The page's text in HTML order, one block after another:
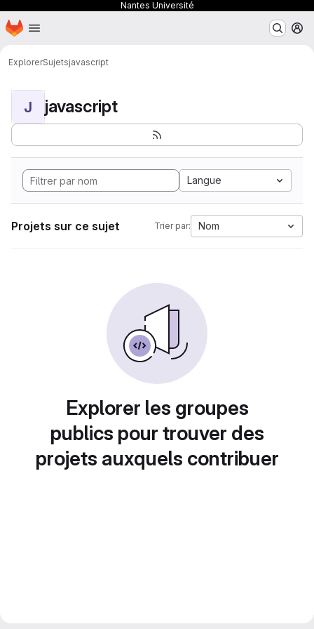
Nantes Université
Passer au contenu principal
Page d'accueil
ExplorerSujetsjavascript
J javascript
Langue
Projets sur ce sujet Trier par: Nom
Explorer les groupes
publics pour trouver des
projets auxquels contribuer